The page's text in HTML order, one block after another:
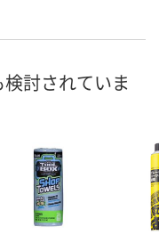
討されていま